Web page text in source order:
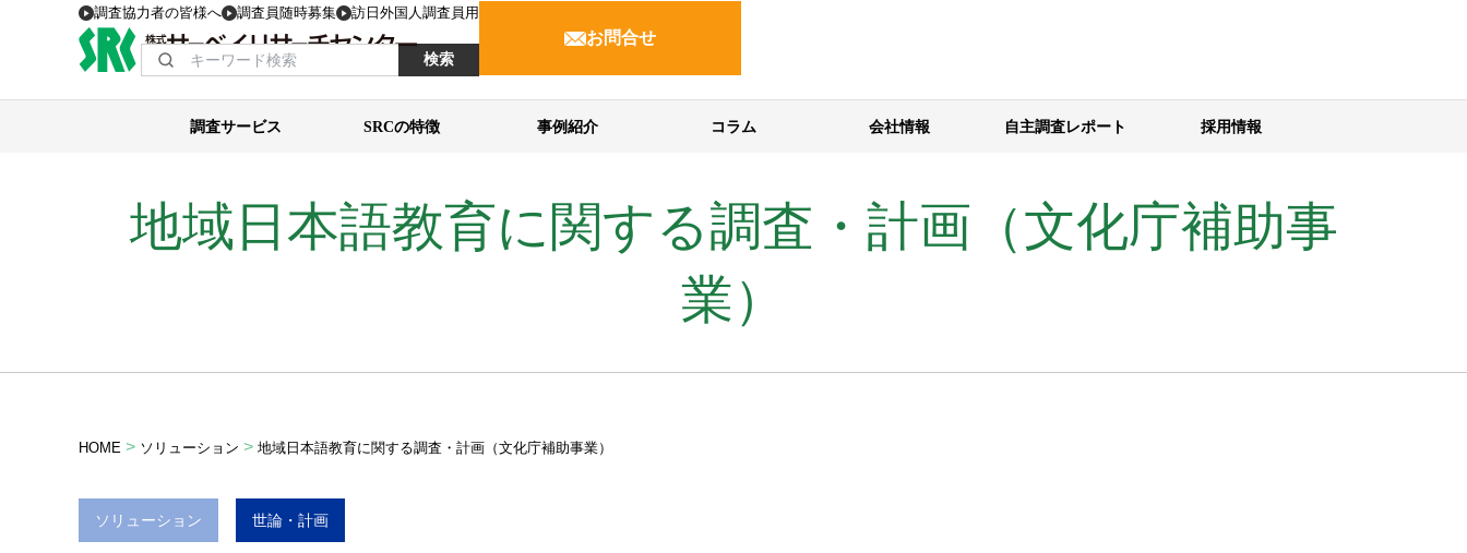
調査協力者の皆様へ 調査員随時募集 訪日外国人調査員用
検索
お問合せ
調査サービス SRCの特徴 事例紹介 コラム 会社情報 自主調査レポート 採用情報
地域日本語教育に関する調査・計画（文化庁補助事
業）
HOME > ソリューション > 地域日本語教育に関する調査・計画（文化庁補助事業）
ソリューション 世論・計画